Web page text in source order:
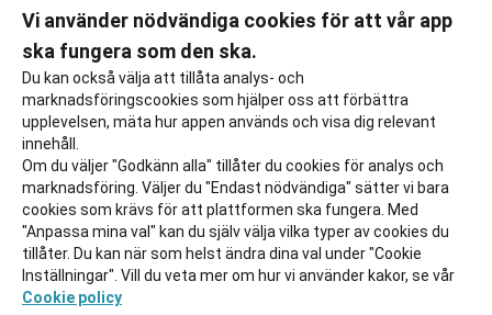
Rapportera ett problem
Vi använder nödvändiga cookies för att vår app
ska fungera som den ska.
Du kan också välja att tillåta analys- och
marknadsföringscookies som hjälper oss att förbättra
upplevelsen, mäta hur appen används och visa dig relevant
innehåll.
Om du väljer "Godkänn alla" tillåter du cookies för analys och
marknadsföring. Väljer du "Endast nödvändiga" sätter vi bara
cookies som krävs för att plattformen ska fungera. Med
"Anpassa mina val" kan du själv välja vilka typer av cookies du
tillåter. Du kan när som helst ändra dina val under "Cookie
Inställningar". Vill du veta mer om hur vi använder kakor, se vår
Cookie policy